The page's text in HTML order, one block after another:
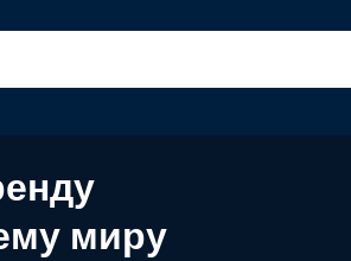
миру